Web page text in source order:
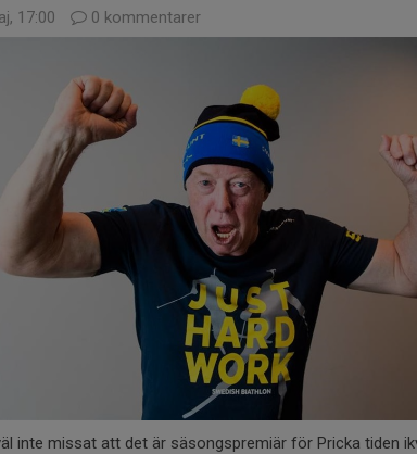
17:00 0 kommentarer
inte missat att det är säsongspremiär för Pricka tiden